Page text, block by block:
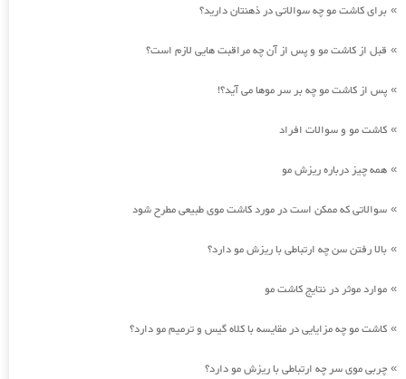
» برای کاشت مو چه سوالاتی در ذهنتان دارید؟
» قبل از کاشت مو و پس از آن چه مراقبت هایی لازم است؟
» پس از کاشت مو چه بر سر موها می آید؟!
» کاشت مو و سوالات افراد
» همه چیز درباره ریزش مو
» سوالاتی که ممکن است در مورد کاشت موی طبیعی مطرح شود
» بالا رفتن سن چه ارتباطی با ریزش مو دارد؟
» موارد موثر در نتایج کاشت مو
» کاشت مو چه مزایایی در مقایسه با کلاه گیس و ترمیم مو دارد؟
» چربی موی سر چه ارتباطی با ریزش مو دارد؟